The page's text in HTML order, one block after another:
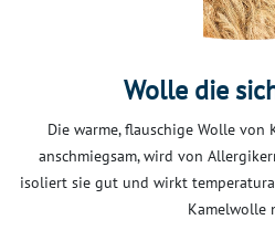
Wolle die
Die warme, flauschige Wolle von
anschmiegsam, wird von
isoliert sie gut und wirkt
Kamelwolle